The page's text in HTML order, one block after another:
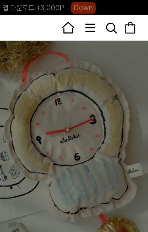
앱 다운로드 +3,000P
Down
셀, 국내단독 프리오더(~8/10) Click